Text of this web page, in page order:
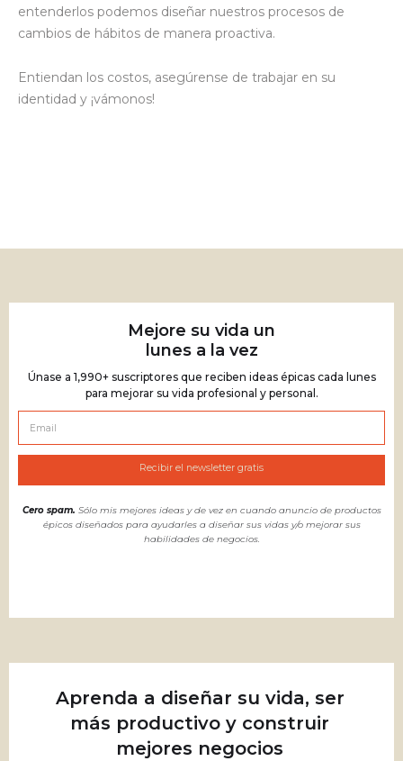
entenderlos podemos diseñar nuestros procesos de
cambios de hábitos de manera proactiva.
Entiendan los costos, asegúrense de trabajar en su
identidad y ¡vámonos!
Mejore su vida un
lunes a la vez
Únase a 1,990+ suscriptores que reciben ideas épicas cada lunes
para mejorar su vida profesional y personal.
Cero spam. Sólo mis mejores ideas y de vez en cuando anuncio de productos
épicos diseñados para ayudarles a diseñar sus vidas y/o mejorar sus
habilidades de negocios.
Aprenda a diseñar su vida, ser
más productivo y construir
mejores negocios